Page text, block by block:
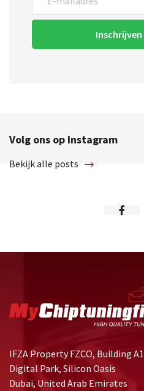
Inschrijven
Volg ons op Instagram
Bekijk alle posts
IFZA Property FZCO, Building A1
Digital Park, Silicon Oasis
Dubai, United Arab Emirates